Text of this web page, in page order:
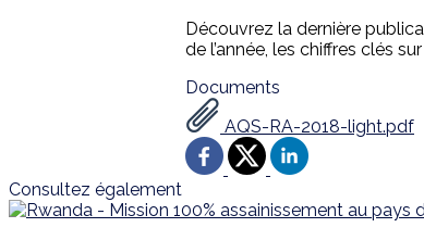
Découvrez la dernière
de l’année, les chiffres clés
Documents
AQS-RA-2018-light.pdf
Consultez également